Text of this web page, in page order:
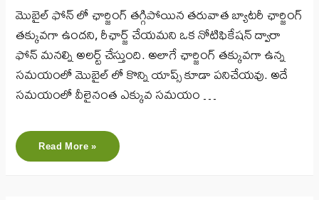
మొబైల్ ఫోన్ లో ఛార్జింగ్ తగ్గిపోయిన తరువాత బ్యాటరీ ఛార్జింగ్
తక్కువగా ఉందని, రీఛార్జ్ చేయమని ఒక నోటిఫికేషన్ ద్వారా
ఫోన్ మనల్ని అలర్ట్ చేస్తుంది. అలాగే ఛార్జింగ్ తక్కువగా ఉన్న
సమయంలో మొబైల్ లో కొన్ని యాప్స్ కూడా పనిచేయవు. అదే
సమయంలో వీలైనంత ఎక్కువ సమయం …
Read More »